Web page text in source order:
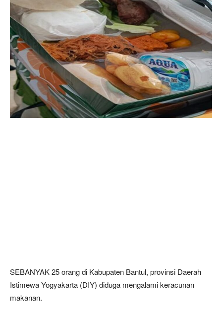
SEBANYAK 25 orang di Kabupaten Bantul, provinsi Daerah
Istimewa Yogyakarta (DIY) diduga mengalami keracunan
makanan.